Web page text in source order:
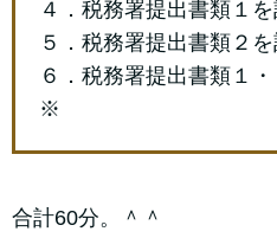
４．税務署提出書類１
５．税務署提出書類２
６．税務署提出書類１
※
合計60分。＾＾